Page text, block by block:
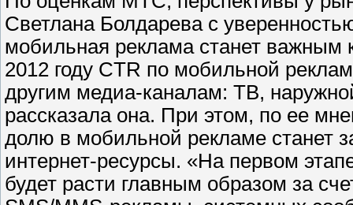
Светлана Болдарева с
мобильная реклама станет
2012 году CTR по мобильной
другим медиа-каналам: ТВ,
рассказала она. При этом, по ее
долю в мобильной рекламе станет
интернет-ресурсы. «На первом
будет расти главным образом за